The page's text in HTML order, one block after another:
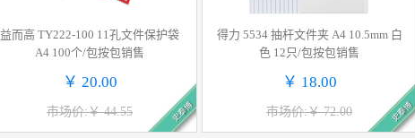
益而高 TY222-100 11孔文件保护袋
A4 100个/包按包销售
￥ 20.00
市场价:￥ 44.55 史泰博
得力 5534 抽杆文件夹 A4 10.5mm 白
色 12只/包按包销售
￥ 18.00
市场价:￥ 72.00 史泰博